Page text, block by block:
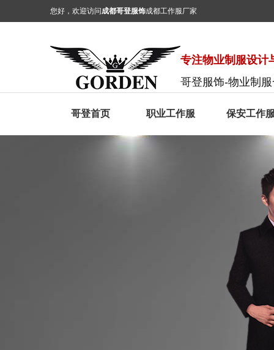
您好，欢迎访问成都哥登服饰成都工作服厂家
专注物业制服设计
哥登服饰-物业制
哥登首页 职业工作服 保安工作服